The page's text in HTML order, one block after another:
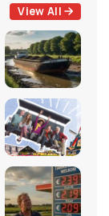
View All